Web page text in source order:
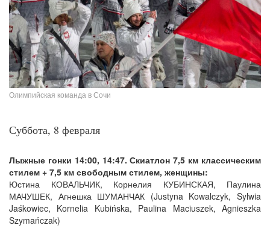
Олимпийская команда в Сочи
Суббота, 8 февраля
Лыжные гонки 14:00, 14:47. Скиатлон 7,5 км классическим
стилем + 7,5 км свободным стилем, женщины:
Юстина КОВАЛЬЧИК, Корнелия КУБИНСКАЯ, Паулина
МАЧУШЕК, Агнешка ШУМАНЧАК (Justyna Kowalczyk, Sylwia
Jaśkowiec, Kornelia Kubińska, Paulina Maciuszek, Agnieszka
Szymańczak)